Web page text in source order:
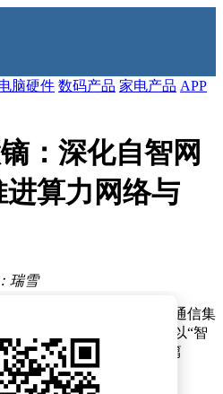
脑硬件 数码产品 家电产品 APP
：深化自智网
算力网络与
瑞雪
互联网大会上，中国移动通信集
表了重要演讲。本次大会以“智
力谱写‘十五五’发展新篇
家和企业代表参与。